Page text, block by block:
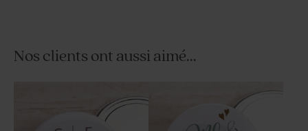
Nos clients ont aussi aimé...